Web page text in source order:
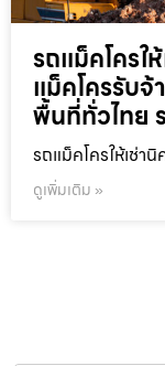
รถแม็คโครใ
แม็คโครรับจ้
พื้นที่ทั่วไทย
รถแม็คโครให้เช่า
ดูเพิ่มเติม »